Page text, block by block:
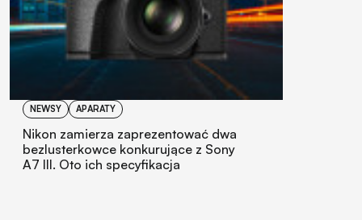
NEWSY APARATY
Nikon zamierza zaprezentować dwa
bezlusterkowce konkurujące z Sony
A7 III. Oto ich specyfikacja